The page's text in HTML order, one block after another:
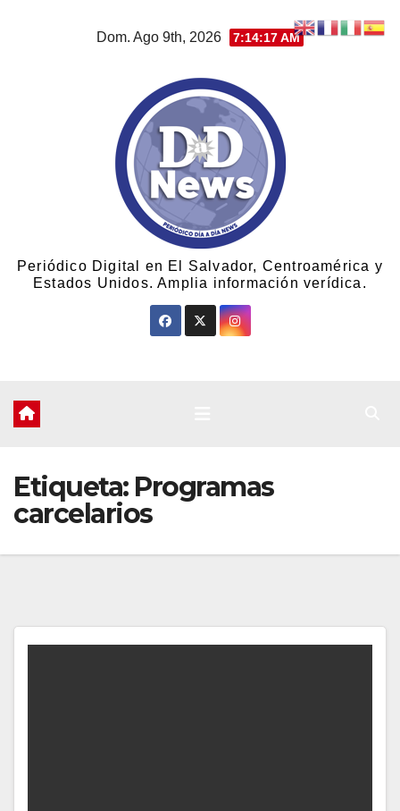
Dom. Ago 9th, 2026 7:14:17 AM
Periódico Digital en El Salvador, Centroamérica y
Estados Unidos. Amplia información verídica.
Etiqueta: Programas
carcelarios